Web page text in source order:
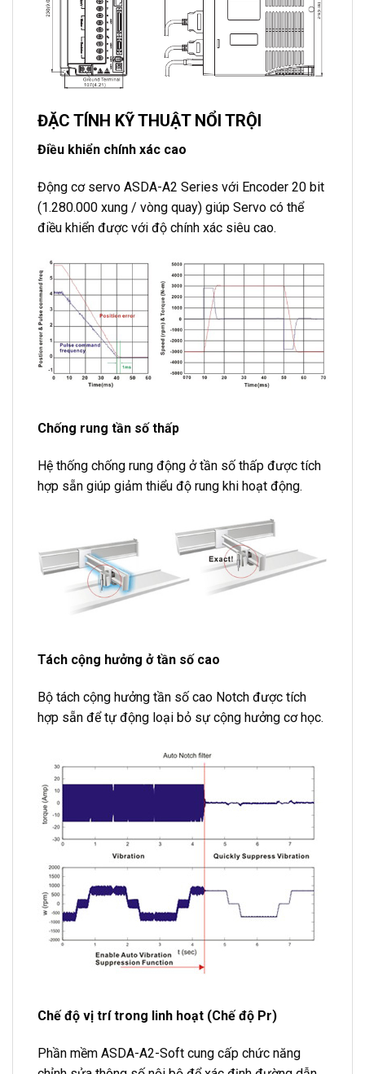
ĐẶC TÍNH KỸ THUẬT NỔI TRỘI
Điều khiển chính xác cao
Động cơ servo ASDA-A2 Series với Encoder 20 bit
(1.280.000 xung / vòng quay) giúp Servo có thể
điều khiển được với độ chính xác siêu cao.
Chống rung tần số thấp
Hệ thống chống rung động ở tần số thấp được tích
hợp sẵn giúp giảm thiểu độ rung khi hoạt động.
Tách cộng hưởng ở tần số cao
Bộ tách cộng hưởng tần số cao Notch được tích
hợp sẵn để tự động loại bỏ sự cộng hưởng cơ học.
Chế độ vị trí trong linh hoạt (Chế độ Pr)
Phần mềm ASDA-A2-Soft cung cấp chức năng